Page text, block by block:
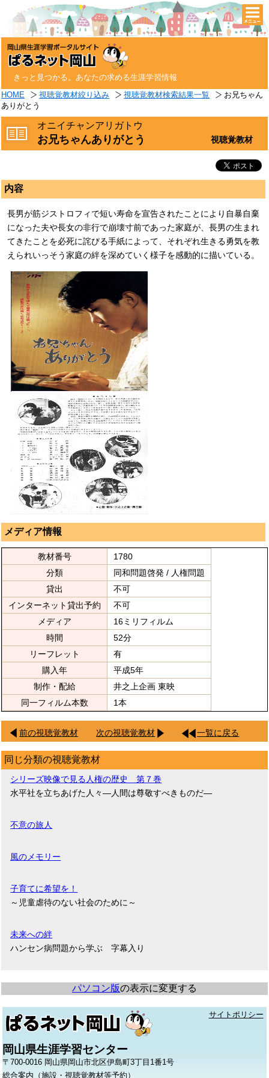
きっと見つかる。あなたの求める生涯学習情報
HOME 視聴覚教材絞り込み 視聴覚教材検索結果一覧
お兄ちゃん
ありがとう
オニイチャンアリガトウ
お兄ちゃんありがとう 視聴覚教材
内容
長男が筋ジストロフィで短い寿命を宣告されたことにより自暴自棄
になった夫や長女の非行で崩壊寸前であった家庭が、長男の生まれ
てきたことを必死に詫びる手紙によって、それぞれ生きる勇気を教
えられいっそう家庭の絆を深めていく様子を感動的に描いている。
メディア情報
教材番号
1780
分類
同和問題啓発 / 人権問題
貸出
不可
インターネット貸出予約
不可
メディア
16ミリフィルム
時間
52分
リーフレット
有
購入年
平成5年
制作・配給
井之上企画 東映
同一フィルム本数
1本
前の視聴覚教材 次の視聴覚教材 一覧に戻る
同じ分類の視聴覚教材
シリーズ映像で見る人権の歴史 第７巻
水平社を立ちあげた人々―人間は尊敬すべきものだ―
不意の旅人
風のメモリー
子育てに希望を！
～児童虐待のない社会のために～
未来への絆
ハンセン病問題から学ぶ 字幕入り
パソコン版の表示に変更する
サイトポリシー
岡山県生涯学習センター
〒700-0016 岡山県岡山市北区伊島町3丁目1番1号
総合案内（施設・視聴覚教材等予約）